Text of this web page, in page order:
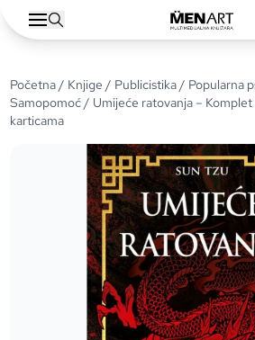
Početna/ Knjige / Publicistika/ Popularna
Samopomoć/ Umijeće ratovanja – Komplet
karticama